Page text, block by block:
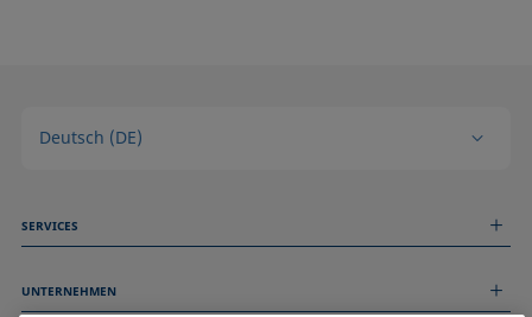
Deutsch (DE)
SERVICES
Technischer Service
UNTERNEHMEN